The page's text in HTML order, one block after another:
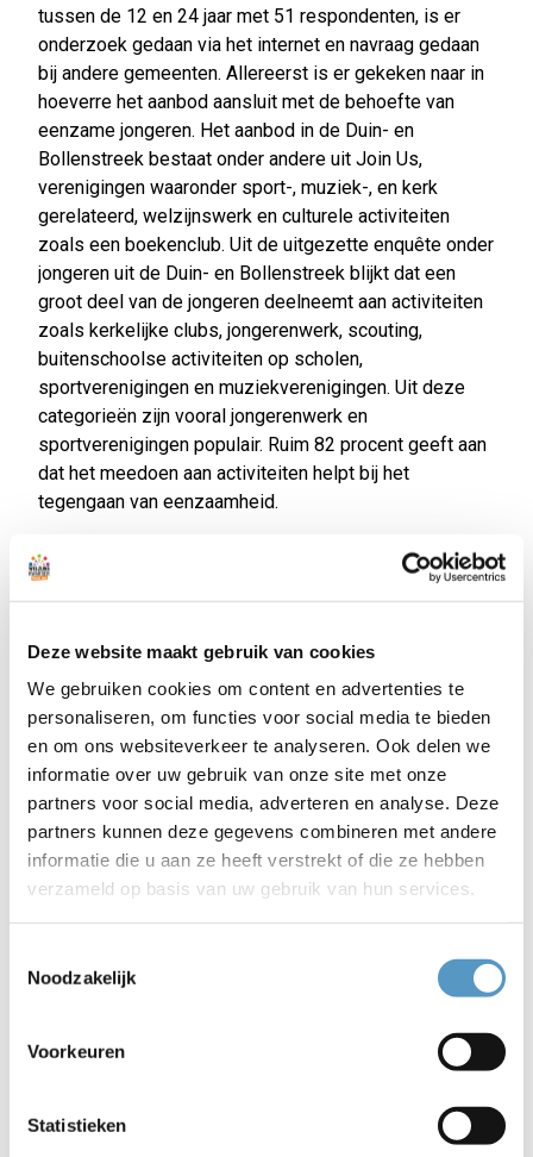
Deze website maakt gebruik van cookies
We gebruiken cookies om content en advertenties te
personaliseren, om functies voor social media te bieden
en om ons websiteverkeer te analyseren. Ook delen we
informatie over uw gebruik van onze site met onze
partners voor social media, adverteren en analyse. Deze
partners kunnen deze gegevens combineren met andere
informatie die u aan ze heeft verstrekt of die ze hebben
verzameld op basis van uw gebruik van hun services.
Noodzakelijk
Voorkeuren
Statistieken
tussen de 12 en 24 jaar met 51 respondenten, is er
onderzoek gedaan via het internet en navraag gedaan
bij andere gemeenten. Allereerst is er gekeken naar in
hoeverre het aanbod aansluit met de behoefte van
eenzame jongeren. Het aanbod in de Duin- en
Bollenstreek bestaat onder andere uit Join Us,
verenigingen waaronder sport-, muziek-, en kerk
gerelateerd, welzijnswerk en culturele activiteiten
zoals een boekenclub. Uit de uitgezette enquête onder
jongeren uit de Duin- en Bollenstreek blijkt dat een
groot deel van de jongeren deelneemt aan activiteiten
zoals kerkelijke clubs, jongerenwerk, scouting,
buitenschoolse activiteiten op scholen,
sportverenigingen en muziekverenigingen. Uit deze
categorieën zijn vooral jongerenwerk en
sportverenigingen populair. Ruim 82 procent geeft aan
dat het meedoen aan activiteiten helpt bij het
tegengaan van eenzaamheid.
Daarnaast is onderzocht hoe eenzame jongeren beter
in beeld kunnen worden gebracht en worden bereikt.
drempel lager te maken om zich ergens voor aan te
bekendheid rondom het aanbod te creëren. Een
voorbeeld dat genoemd werd om een duidelijke plek
te maken voor het totale aanbod, omdat het voor
jongeren lastig is om te vinden wat er allemaal is met
betrekking tot het aanbod en wat de verschillen en
overeenkomsten zijn.
Om de sociale contacten te verbeteren onder jongeren
die daar moeite mee hebben is het dus cruciaal om te
richten op de communicatie en presentatie van het
aanbod. Hierbij geven de jongeren aan behoefte te
toegankelijkheid. De scholen zijn een netwerkpartner
waar de doelgroep bijna geheel aanwezig is en te
bereiken is. Een optie is om een kleine informerende
les aan te bieden of filmpje die begin van het